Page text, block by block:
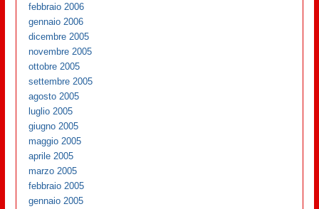
febbraio 2006
gennaio 2006
dicembre 2005
novembre 2005
ottobre 2005
settembre 2005
agosto 2005
luglio 2005
giugno 2005
maggio 2005
aprile 2005
marzo 2005
febbraio 2005
gennaio 2005